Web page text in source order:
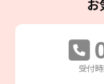
お
受付